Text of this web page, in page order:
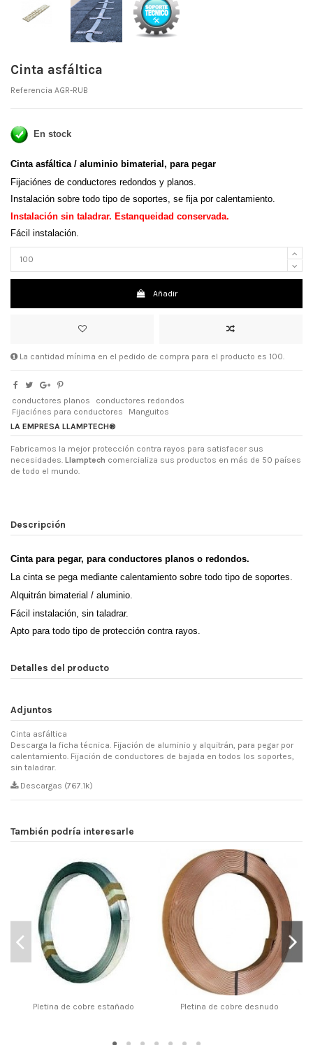
Cinta asfáltica
Referencia AGR-RUB
En stock
Cinta asfáltica / aluminio bimaterial, para pegar
Fijaciónes de conductores redondos y planos.
Instalación sobre todo tipo de soportes, se fija por calentamiento.
Instalación sin taladrar. Estanqueidad conservada.
Fácil instalación.
Añadir
La cantidad mínima en el pedido de compra para el producto es 100.
conductores planos
conductores redondos
Fijaciónes para conductores
Manguitos
LA EMPRESA LLAMPTECH®
Fabricamos la mejor protección contra rayos para satisfacer sus
necesidades. Llamptech comercializa sus productos en más de 50 países
de todo el mundo.
Descripción
Cinta para pegar, para conductores planos o redondos.
La cinta se pega mediante calentamiento sobre todo tipo de soportes.
Alquitrán bimaterial / aluminio.
Fácil instalación, sin taladrar.
Apto para todo tipo de protección contra rayos.
Detalles del producto
Adjuntos
Cinta asfáltica
Descarga la ficha técnica. Fijación de aluminio y alquitrán, para pegar por
calentamiento. Fijación de conductores de bajada en todos los soportes,
sin taladrar.
Descargas (767.1k)
También podría interesarle
Pletina de cobre estañado Pletina de cobre desnudo